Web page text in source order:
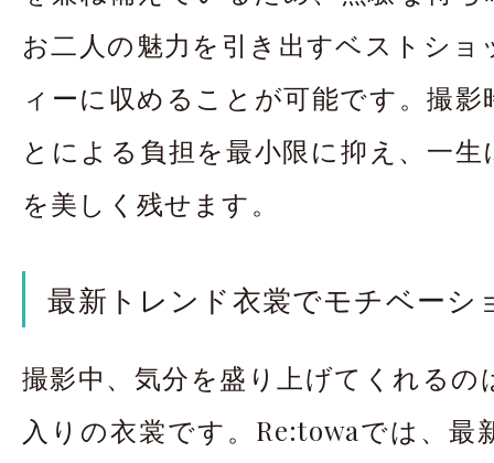
お二人の魅力を引き出すベストショ
ィーに収めることが可能です。撮
とによる負担を最小限に抑え、一
を美しく残せます。
最新トレンド衣裳でモチベーシ
撮影中、気分を盛り上げてくれるの
入りの衣裳です。Re:towaでは、最